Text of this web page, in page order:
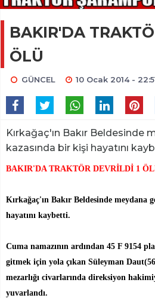
BAKIR'DA
ÖLÜ
GÜNCEL 10 Ocak 2014 -
Kırkağaç'ın Bakır Beldesinde
kazasında bir kişi hayatını
BAKIR'DA TRAKTÖR DEVRİLDİ 1
Kırkağaç'ın Bakır Beldesinde meydana
hayatını kaybetti.
Cuma namazının ardından 45 F 9154
gitmek için yola çıkan Süleyman
mezarlığı civarlarında direksiyon
yuvarlandı.